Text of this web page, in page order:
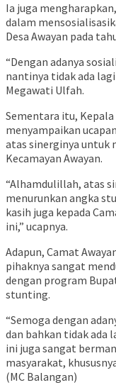
Ia juga
dalam
Desa Awayan pada
“Dengan adanya
nantinya tidak ada
Megawati Ulfah.
Sementara itu, Kepala
menyampaikan
atas sinerginya untuk
Kecamayan Awayan.
“Alhamdulillah, atas
menurunkan angka
kasih juga kepada
ini,” ucapnya.
Adapun, Camat
pihaknya sangat
dengan program
stunting.
“Semoga dengan
dan bahkan tidak ada
ini juga sangat
masyarakat,
(MC Balangan)